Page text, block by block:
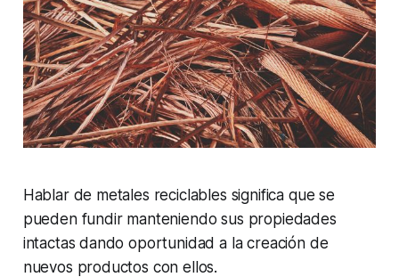
Hablar de metales reciclables significa que se
pueden fundir manteniendo sus propiedades
intactas dando oportunidad a la creación de
nuevos productos con ellos.